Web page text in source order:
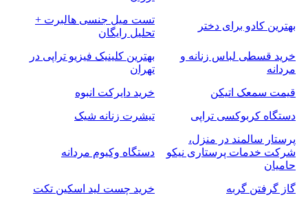
بهترین کادو برای دختر
تست میل جنسی هالبرت +
تحلیل رایگان
خرید قسطی لباس زنانه و
مردانه
بهترین کلینیک فیزیو تراپی در
تهران
قیمت سمعک اتیکن
خرید دایرکت انبوه
دستگاه کربوکسی تراپی
تیشرت زنانه شیک
پرستار سالمند در منزل،
شرکت خدمات پرستاری نیکو
حامیان
دستگاه وکیوم مردانه
گاز گرفتن گربه خرید چست لید اسکین تکت